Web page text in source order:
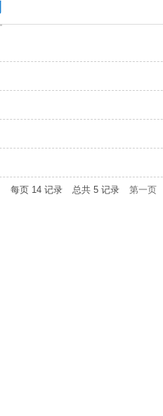
每页 14 记录 总共 5 记录 第一页